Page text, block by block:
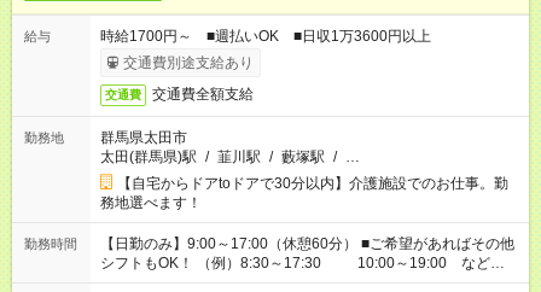
給与
時給1700円～ ■週払いOK ■日収1万3600円以上
交通費別途支給あり
交通費 交通費全額支給
勤務地
群馬県太田市
太田(群馬県)駅 / 韮川駅 / 藪塚駅 / …
【自宅からドアtoドアで30分以内】介護施設でのお仕事。勤
務地選べます！
勤務時間
【日勤のみ】9:00～17:00（休憩60分） ■ご希望があればその他
シフトもOK！ （例）8:30～17:30 10:00～19:00 など
「家族とお休みを合わせたい」 「できれば残業はしたくない」